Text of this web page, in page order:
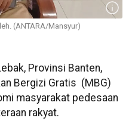
(ANTARA/Mansyur)
Provinsi Banten,
Bergizi Gratis (MBG)
masyarakat pedesaan
rakyat.